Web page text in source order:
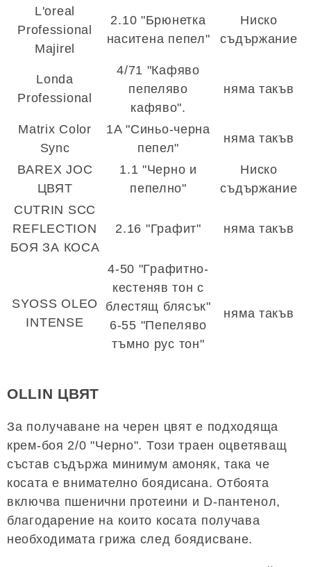
L'oreal
Professional
Majirel
2.10 "Брюнетка
наситена пепел"
Ниско
съдържание
Londa
Professional
4/71 "Кафяво
пепеляво
кафяво".
няма такъв
Matrix Color
Sync
1A "Синьо-черна
пепел"
няма такъв
BAREX JOC
ЦВЯТ
1.1 "Черно и
пепелно"
Ниско
съдържание
CUTRIN SCC
REFLECTION
БОЯ ЗА КОСА
2.16 "Графит" няма такъв
SYOSS OLEO
INTENSE
4-50 "Графитно-
кестеняв тон с
блестящ блясък"
6-55 "Пепеляво
тъмно рус тон"
няма такъв
OLLIN ЦВЯТ
За получаване на черен цвят е подходяща
крем-боя 2/0 "Черно". Този траен оцветяващ
състав съдържа минимум амоняк, така че
косата е внимателно боядисана. Отбоята
включва пшенични протеини и D-пантенол,
благодарение на които косата получава
необходимата грижа след боядисване.